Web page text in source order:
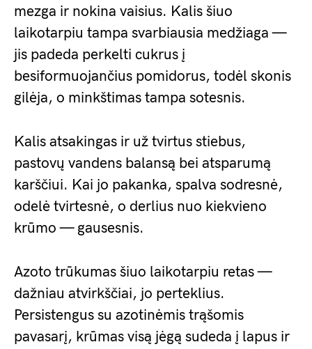
mezga ir nokina vaisius. Kalis šiuo
laikotarpiu tampa svarbiausia medžiaga —
jis padeda perkelti cukrus į
besiformuojančius pomidorus, todėl skonis
gilėja, o minkštimas tampa sotesnis.
Kalis atsakingas ir už tvirtus stiebus,
pastovų vandens balansą bei atsparumą
karščiui. Kai jo pakanka, spalva sodresnė,
odelė tvirtesnė, o derlius nuo kiekvieno
krūmo — gausesnis.
Azoto trūkumas šiuo laikotarpiu retas —
dažniau atvirkščiai, jo perteklius.
Persistengus su azotinėmis trąšomis
pavasarį, krūmas visą jėgą sudeda į lapus ir